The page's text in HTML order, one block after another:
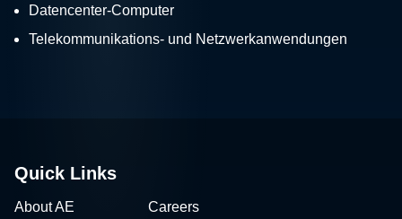
Datencenter-Computer
Telekommunikations- und Netzwerkanwendungen
Quick Links
About AE Careers